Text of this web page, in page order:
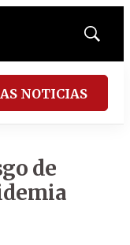
Mostrar
NOTICIAS
de